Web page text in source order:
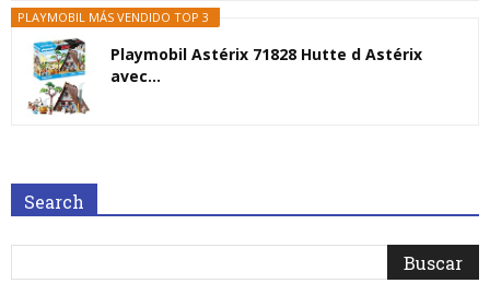
PLAYMOBIL MÁS VENDIDO TOP 3
Playmobil Astérix 71828 Hutte d Astérix
avec...
Search